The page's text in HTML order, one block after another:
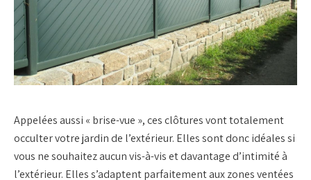
Appelées aussi « brise-vue », ces clôtures vont totalement
occulter votre jardin de l’extérieur. Elles sont donc idéales si
vous ne souhaitez aucun vis-à-vis et davantage d’intimité à
l’extérieur. Elles s’adaptent parfaitement aux zones ventées